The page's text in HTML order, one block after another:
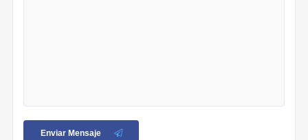
Enviar Mensaje